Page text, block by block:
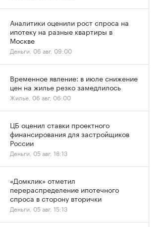
Аналитики оценили рост спроса на
ипотеку на разные квартиры в
Москве
Деньги, 06 авг, 09:00
Временное явление: в июле снижение
цен на жилье резко замедлилось
Жилье, 06 авг, 06:00
ЦБ оценил ставки проектного
финансирования для застройщиков
России
Деньги, 05 авг, 18:13
«Домклик» отметил
перераспределение ипотечного
спроса в сторону вторички
Деньги, 05 авг, 15:13